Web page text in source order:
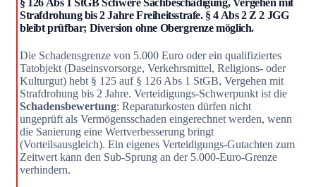
§ 126 Abs 1 StGB Schwere Sachbeschädigung, Vergehen mit
Strafdrohung bis 2 Jahre Freiheitsstrafe. § 4 Abs 2 Z 2 JGG
bleibt prüfbar; Diversion ohne Obergrenze möglich.
Die Schadensgrenze von 5.000 Euro oder ein qualifiziertes
Tatobjekt (Daseinsvorsorge, Verkehrsmittel, Religions- oder
Kulturgut) hebt § 125 auf § 126 Abs 1 StGB, Vergehen mit
Strafdrohung bis 2 Jahre. Verteidigungs-Schwerpunkt ist die
Schadensbewertung: Reparaturkosten dürfen nicht
ungeprüft als Vermögensschaden eingerechnet werden, wenn
die Sanierung eine Wertverbesserung bringt
(Vorteilsausgleich). Ein eigenes Verteidigungs-Gutachten zum
Zeitwert kann den Sub-Sprung an der 5.000-Euro-Grenze
verhindern.